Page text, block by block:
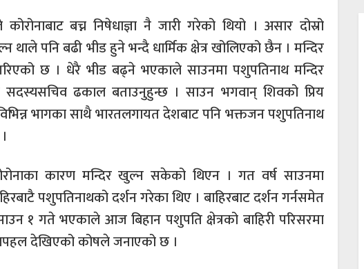
बच्न निषेधाज्ञा नै जारी गरेको थियो । असार दोस्रो
थाले पनि बढी भीड हुने भन्दै धार्मिक क्षेत्र खोलिएको छैन । मन्दिर
गरिएको छ । धेरै भीड बढ्ने भएकाले साउनमा पशुपतिनाथ मन्दिर
ढकाल बताउनुहुन्छ । साउन भगवान् शिवको प्रिय
भागका साथै भारतलगायत देशबाट पनि भक्तजन पशुपतिनाथ
कारण मन्दिर खुल्न सकेको थिएन । गत वर्ष साउनमा
पशुपतिनाथको दर्शन गरेका थिए । बाहिरबाट दर्शन गर्नसमेत
१ गते भएकाले आज बिहान पशुपति क्षेत्रको बाहिरी परिसरमा
देखिएको कोषले जनाएको छ ।